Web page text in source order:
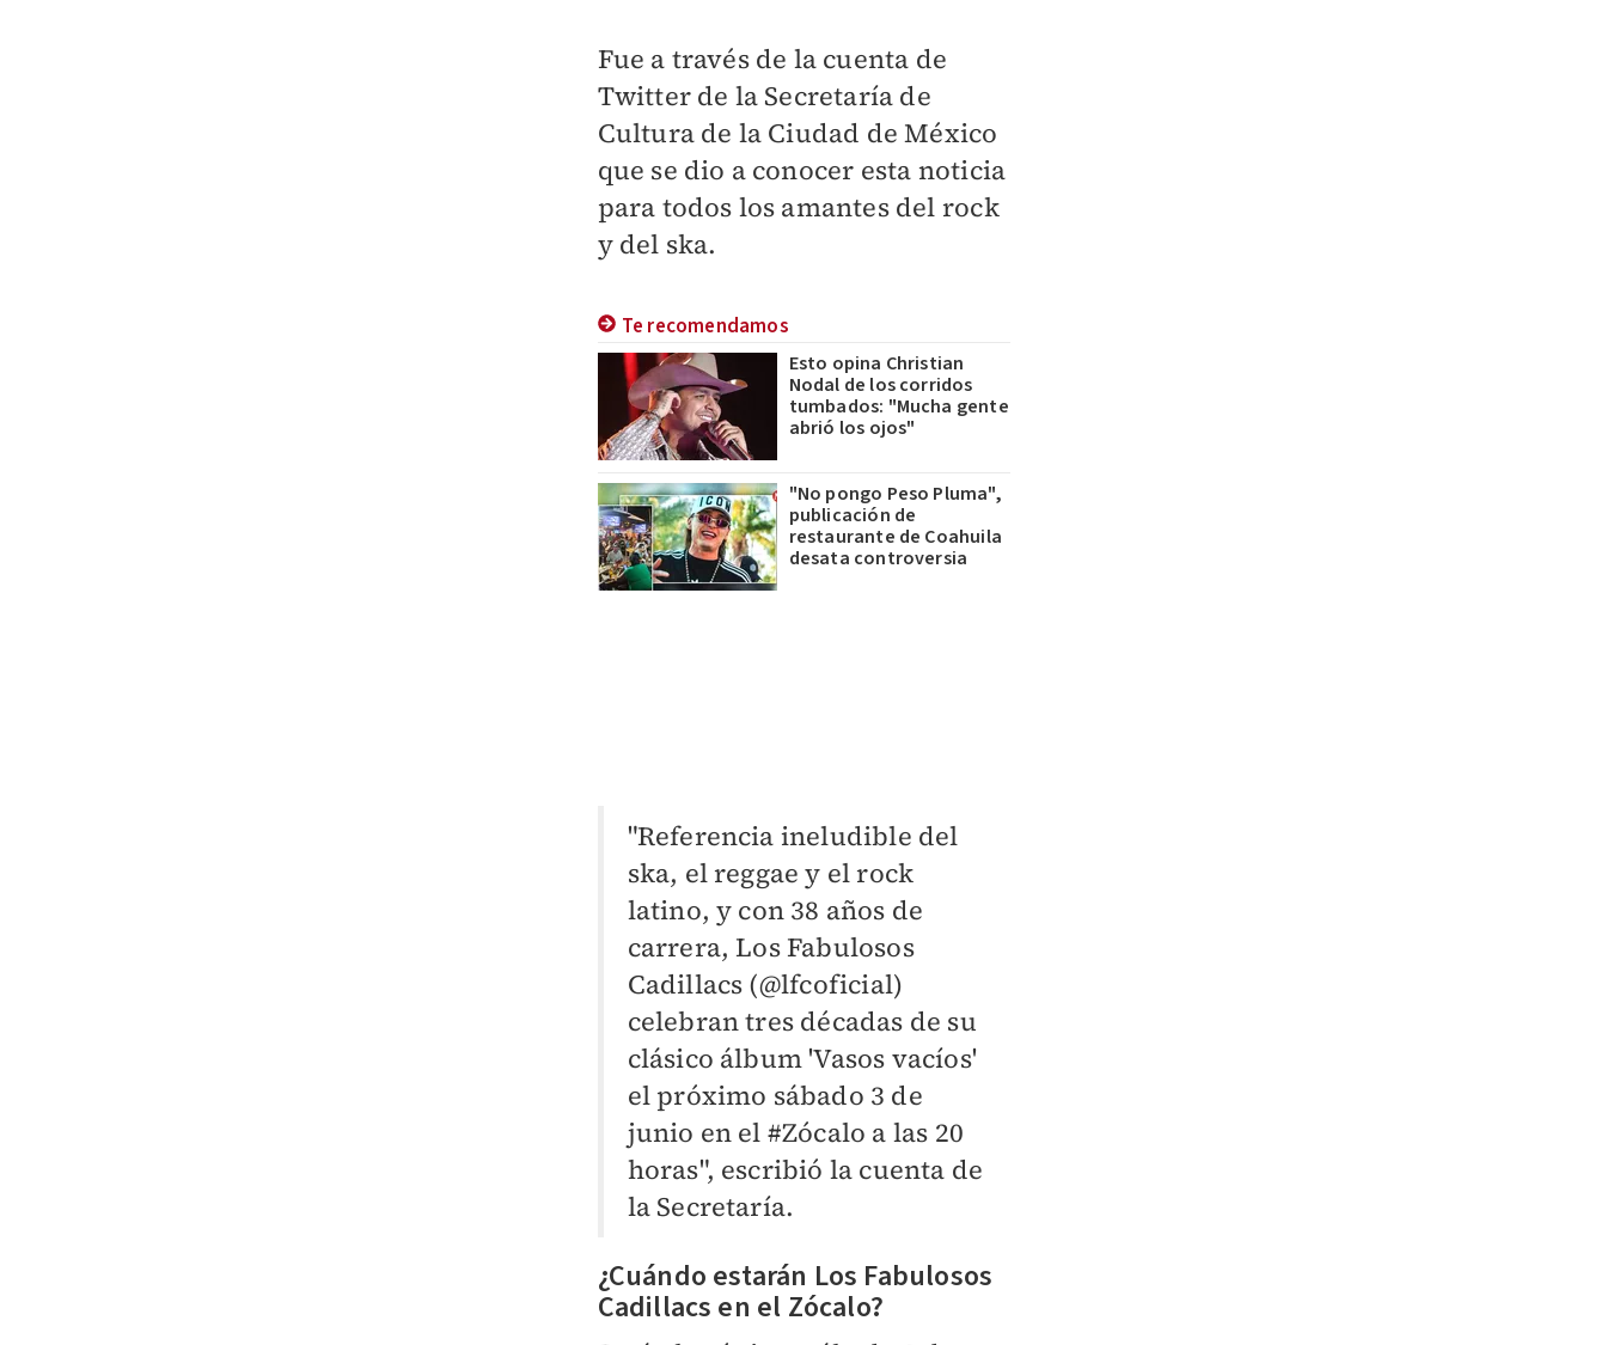
Fue a través de la cuenta de
Twitter de la Secretaría de
Cultura de la Ciudad de México
que se dio a conocer esta noticia
para todos los amantes del rock
y del ska.
Te recomendamos
Esto opina Christian
Nodal de los corridos
tumbados: "Mucha gente
abrió los ojos"
"No pongo Peso Pluma",
publicación de
restaurante de Coahuila
desata controversia
"Referencia ineludible del
ska, el reggae y el rock
latino, y con 38 años de
carrera, Los Fabulosos
Cadillacs (@lfcoficial)
celebran tres décadas de su
clásico álbum 'Vasos vacíos'
el próximo sábado 3 de
junio en el #Zócalo a las 20
horas", escribió la cuenta de
la Secretaría.
¿Cuándo estarán Los Fabulosos
Cadillacs en el Zócalo?